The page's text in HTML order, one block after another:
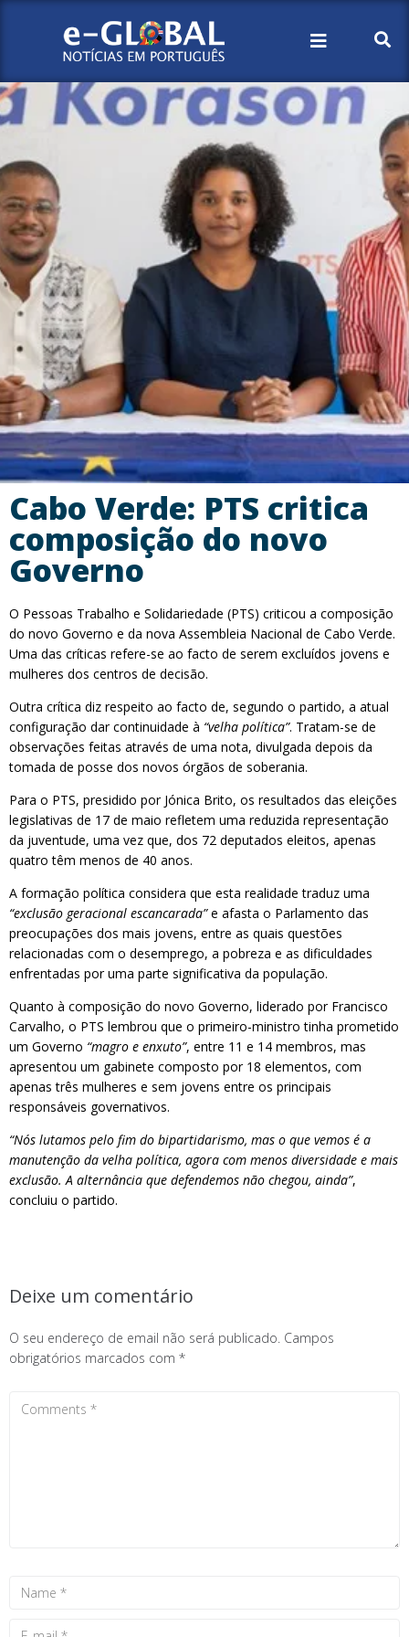
Cabo Verde: PTS critica
composição do novo
Governo
O Pessoas Trabalho e Solidariedade (PTS) criticou a composição
do novo Governo e da nova Assembleia Nacional de Cabo Verde.
Uma das críticas refere-se ao facto de serem excluídos jovens e
mulheres dos centros de decisão.
Outra crítica diz respeito ao facto de, segundo o partido, a atual
configuração dar continuidade à “velha política”. Tratam-se de
observações feitas através de uma nota, divulgada depois da
tomada de posse dos novos órgãos de soberania.
Para o PTS, presidido por Jónica Brito, os resultados das eleições
legislativas de 17 de maio refletem uma reduzida representação
da juventude, uma vez que, dos 72 deputados eleitos, apenas
quatro têm menos de 40 anos.
A formação política considera que esta realidade traduz uma
“exclusão geracional escancarada”e afasta o Parlamento das
preocupações dos mais jovens, entre as quais questões
relacionadas com o desemprego, a pobreza e as dificuldades
enfrentadas por uma parte significativa da população.
Quanto à composição do novo Governo, liderado por Francisco
Carvalho, o PTS lembrou que o primeiro-ministro tinha prometido
um Governo “magro e enxuto”, entre 11 e 14 membros, mas
apresentou um gabinete composto por 18 elementos, com
apenas três mulheres e sem jovens entre os principais
responsáveis governativos.
“Nós lutamos pelo fim do bipartidarismo, mas o que vemos é a
manutenção da velha política, agora com menos diversidade e mais
exclusão. A alternância que defendemos não chegou, ainda”,
concluiu o partido.
Deixe um comentário
O seu endereço de email não será publicado. Campos
obrigatórios marcados com *